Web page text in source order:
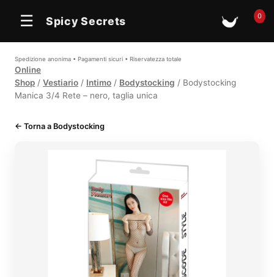
☰ Spicy Secrets 🛒0
Spedizione anonima • Pagamenti sicuri • Riservatezza totale
Online
Shop / Vestiario / Intimo / Bodystocking / Bodystocking
Manica 3/4 Rete – nero, taglia unica
← Torna a Bodystocking
In